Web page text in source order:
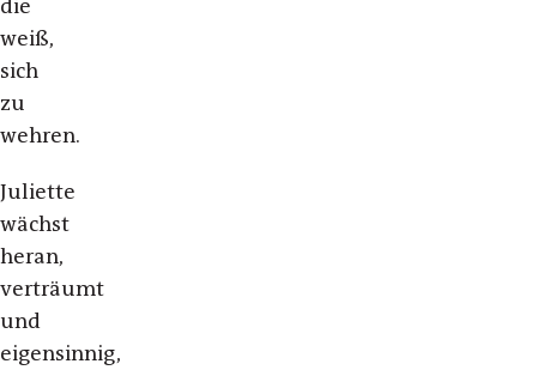
die
weiß,
sich
zu
wehren.
Juliette
wächst
heran,
verträumt
und
eigensinnig,